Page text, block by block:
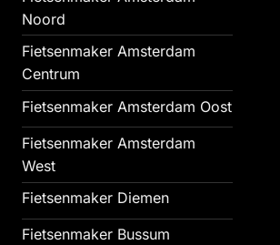
Noord
Fietsenmaker Amsterdam
Centrum
Fietsenmaker Amsterdam Oost
Fietsenmaker Amsterdam
West
Fietsenmaker Diemen
Fietsenmaker Bussum